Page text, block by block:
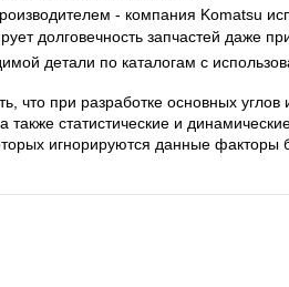
- компания Komatsu
долговечность запчастей даже
детали по каталогам с
что при разработке основных
статистические и
игнорируются данные